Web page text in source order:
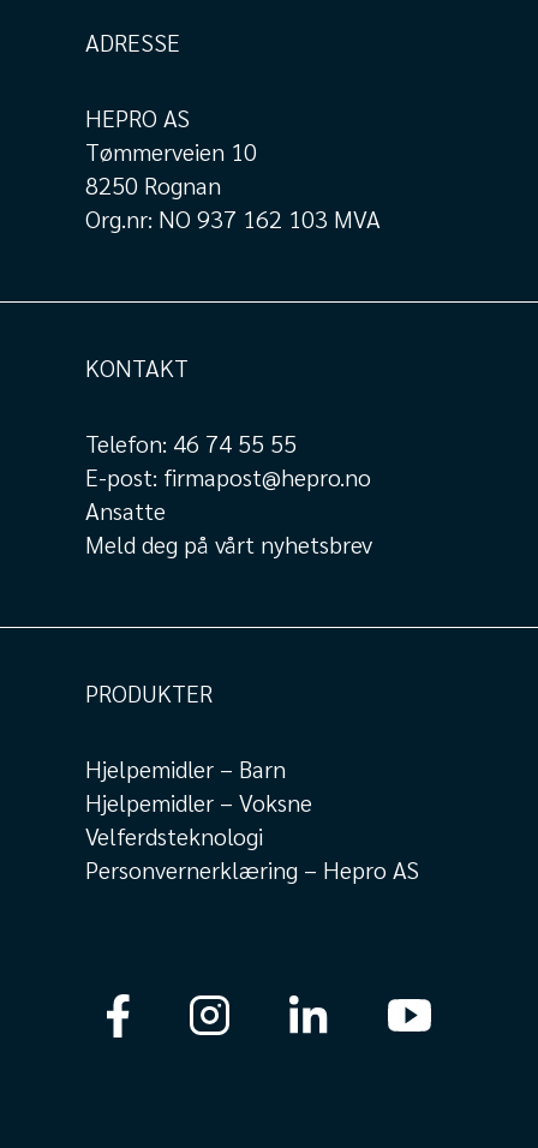
ADRESSE
HEPRO AS
Tømmerveien 10
8250 Rognan
Org.nr: NO 937 162 103 MVA
KONTAKT
Telefon: 46 74 55 55
E-post: firmapost@hepro.no
Ansatte
Meld deg på vårt nyhetsbrev
PRODUKTER
Hjelpemidler – Barn
Hjelpemidler – Voksne
Velferdsteknologi
Personvernerklæring – Hepro AS